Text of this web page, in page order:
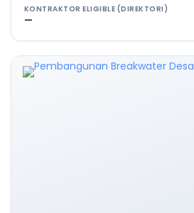
KONTRAKTOR ELIGIBLE (DIREKTORI)
—